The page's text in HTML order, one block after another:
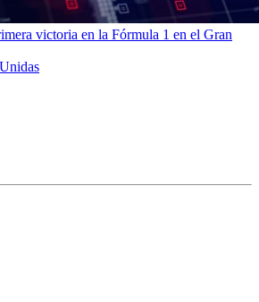
victoria en la Fórmula 1 en el Gran